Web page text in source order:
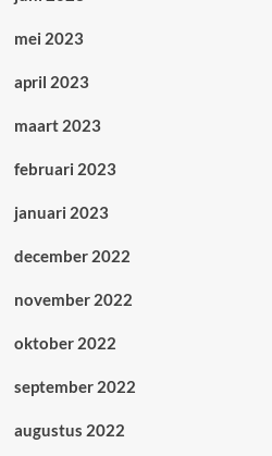
mei 2023
april 2023
maart 2023
februari 2023
januari 2023
december 2022
november 2022
oktober 2022
september 2022
augustus 2022